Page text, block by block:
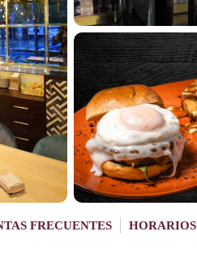
FRECUENTES HORARIOS